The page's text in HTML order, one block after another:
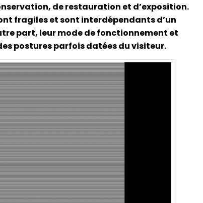
de restauration et d’exposition.
fragiles et sont interdépendants d’un
part, leur mode de fonctionnement et
postures parfois datées du visiteur.